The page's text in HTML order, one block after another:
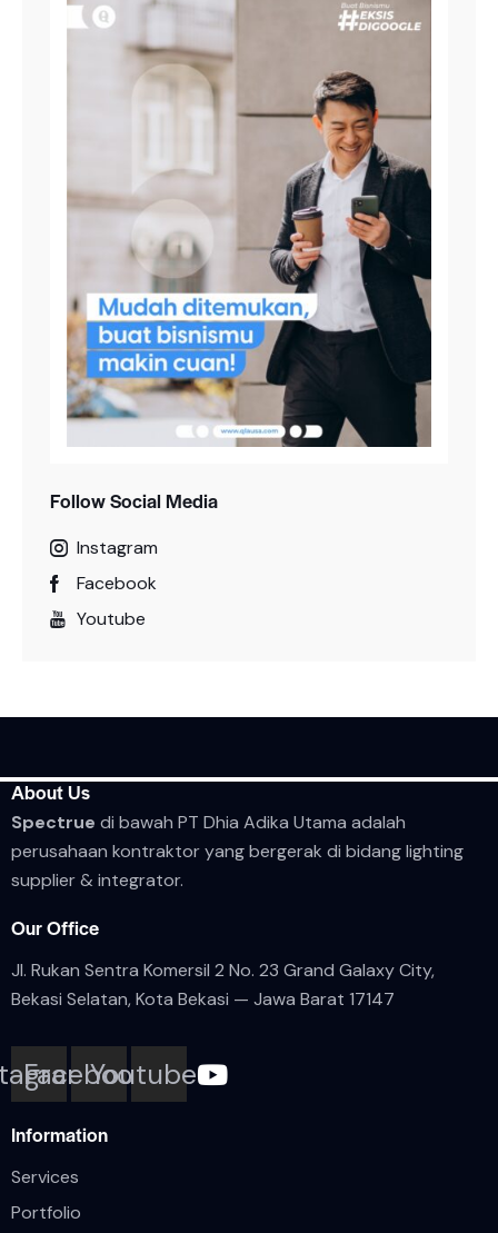
Follow Social Media
Instagram
Facebook
Youtube
About Us
Spectrue di bawah PT Dhia Adika Utama adalah
perusahaan kontraktor yang bergerak di bidang lighting
supplier & integrator.
Our Office
Jl. Rukan Sentra Komersil 2 No. 23 Grand Galaxy City,
Bekasi Selatan, Kota Bekasi — Jawa Barat 17147
Facebook
Youtube
Information
Services
Portfolio